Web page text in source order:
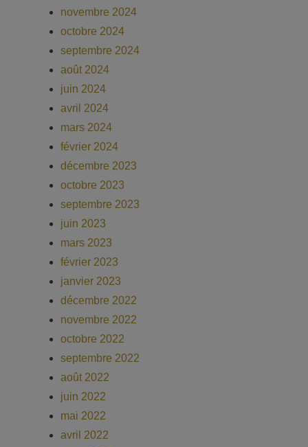
novembre 2024
octobre 2024
septembre 2024
août 2024
juin 2024
avril 2024
mars 2024
février 2024
décembre 2023
octobre 2023
septembre 2023
juin 2023
mars 2023
février 2023
janvier 2023
décembre 2022
novembre 2022
octobre 2022
septembre 2022
août 2022
juin 2022
mai 2022
avril 2022